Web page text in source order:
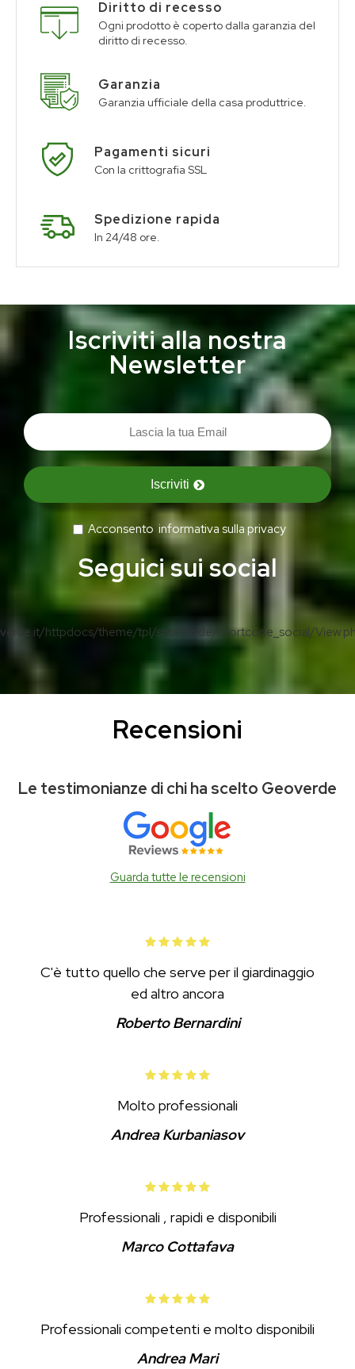
Diritto di recesso
Ogni prodotto è coperto dalla garanzia del
diritto di recesso.
Garanzia
Garanzia ufficiale della casa produttrice.
Pagamenti sicuri
Con la crittografia SSL
Spedizione rapida
In 24/48 ore.
Iscriviti alla nostra
Newsletter
Iscriviti
Acconsento informativa sulla privacy
Seguici sui social
httpdocs/theme/tpl/shortcode/shortcode_social/
Recensioni
Le testimonianze di chi ha scelto Geoverde
Guarda tutte le recensioni
C'è tutto quello che serve per il giardinaggio
ed altro ancora
Roberto Bernardini
Molto professionali
Andrea Kurbaniasov
Professionali , rapidi e disponibili
Marco Cottafava
Professionali competenti e molto disponibili
Andrea Mari